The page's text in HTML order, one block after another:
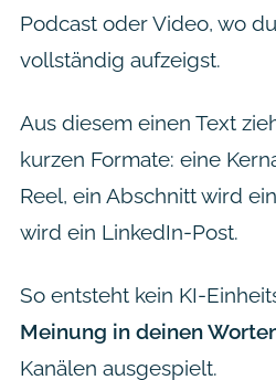
Podcast oder Video, wo
vollständig aufzeigst.
Aus diesem einen Text
kurzen Formate: eine
Reel, ein Abschnitt wird
wird ein LinkedIn-Post.
So entsteht kein KI-
Meinung in deinen
Kanälen ausgespielt.